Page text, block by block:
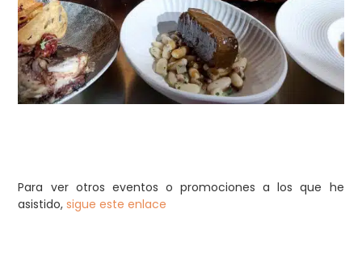
Para ver otros eventos o promociones a los que he
asistido,sigue este enlace